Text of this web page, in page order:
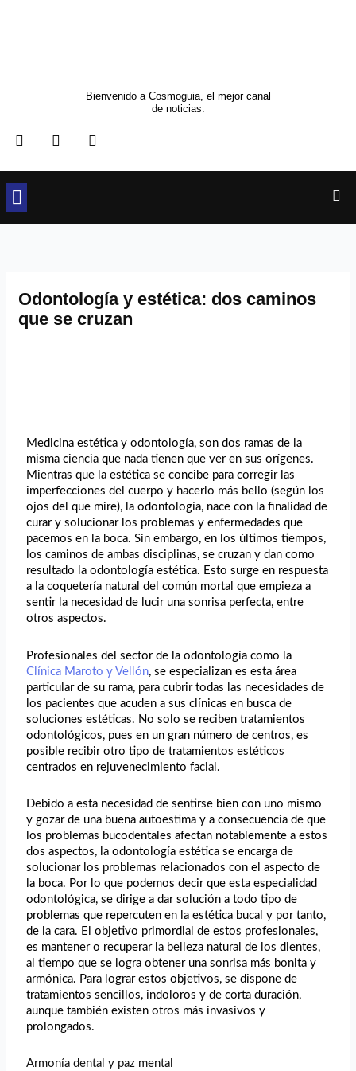
Bienvenido a Cosmoguia, el mejor canal
de noticias.
F
c
e
o
o
T
i
r
I
s
r
Odontología y estética: dos caminos
que se cruzan
Medicina estética y odontología, son dos ramas de la
misma ciencia que nada tienen que ver en sus orígenes.
Mientras que la estética se concibe para corregir las
imperfecciones del cuerpo y hacerlo más bello (según los
ojos del que mire), la odontología, nace con la finalidad de
curar y solucionar los problemas y enfermedades que
pacemos en la boca. Sin embargo, en los últimos tiempos,
los caminos de ambas disciplinas, se cruzan y dan como
resultado la odontología estética. Esto surge en respuesta
a la coquetería natural del común mortal que empieza a
sentir la necesidad de lucir una sonrisa perfecta, entre
otros aspectos.
Profesionales del sector de la odontología como la
Clínica Maroto y Vellón, se especializan es esta área
particular de su rama, para cubrir todas las necesidades de
los pacientes que acuden a sus clínicas en busca de
soluciones estéticas. No solo se reciben tratamientos
odontológicos, pues en un gran número de centros, es
posible recibir otro tipo de tratamientos estéticos
centrados en rejuvenecimiento facial.
Debido a esta necesidad de sentirse bien con uno mismo
y gozar de una buena autoestima y a consecuencia de que
los problemas bucodentales afectan notablemente a estos
dos aspectos, la odontología estética se encarga de
solucionar los problemas relacionados con el aspecto de
la boca. Por lo que podemos decir que esta especialidad
odontológica, se dirige a dar solución a todo tipo de
problemas que repercuten en la estética bucal y por tanto,
de la cara. El objetivo primordial de estos profesionales,
es mantener o recuperar la belleza natural de los dientes,
al tiempo que se logra obtener una sonrisa más bonita y
armónica. Para lograr estos objetivos, se dispone de
tratamientos sencillos, indoloros y de corta duración,
aunque también existen otros más invasivos y
prolongados.
Armonía dental y paz mental